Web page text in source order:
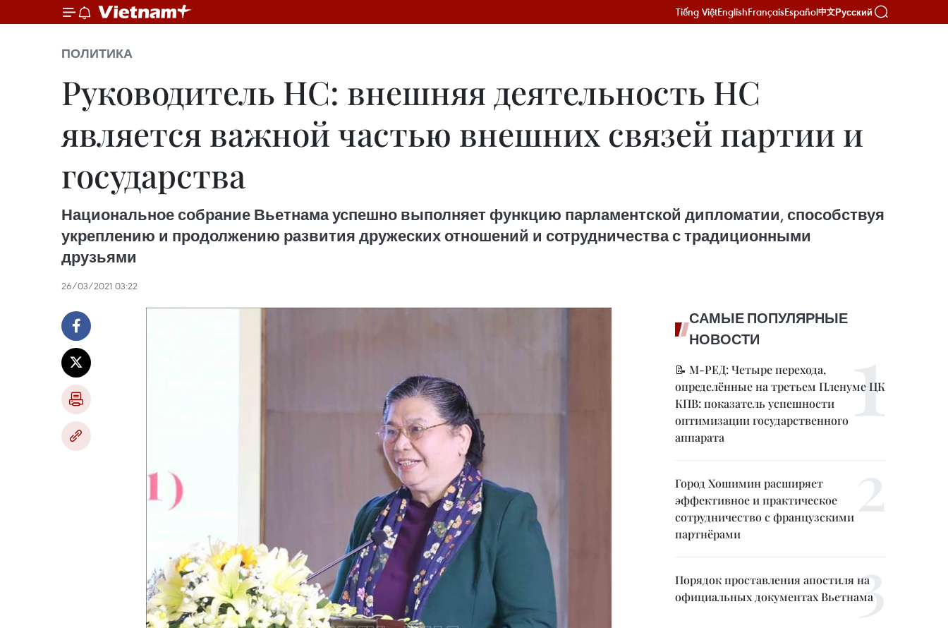
Tiếng ViệtEnglishFrançaisEspañol中文Русский
ПОЛИТИКА
Руководитель НС: внешняя деятельность НС
является важной частью внешних связей партии и
государства
Национальное собрание Вьетнама успешно выполняет функцию парламентской дипломатии, способствуя
укреплению и продолжению развития дружеских отношений и сотрудничества с традиционными
друзьями
26/03/2021 03:22
САМЫЕ ПОПУЛЯРНЫЕ
НОВОСТИ
📝 М-РЕД: Четыре перехода,
определённые на третьем Пленуме ЦК
КПВ: показатель успешности
оптимизации государственного
аппарата
Город Хошимин расширяет
эффективное и практическое
сотрудничество с французскими
партнёрами
Порядок проставления апостиля на
официальных документах Вьетнама